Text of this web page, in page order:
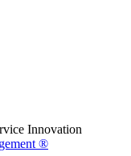
Innovation
®